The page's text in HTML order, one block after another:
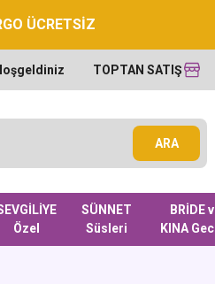
ÜCRETSİZ
TOPTAN SATIŞ
ARA
Özel
SÜNNET
Süsleri
BRİDE
KINA